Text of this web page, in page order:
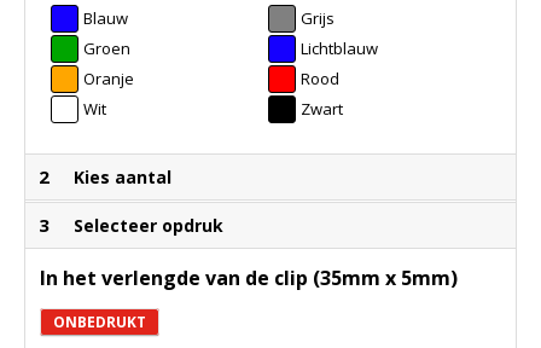
Blauw
Grijs
Groen
Lichtblauw
Oranje
Rood
Wit
Zwart
2 Kies aantal
3 Selecteer opdruk
In het verlengde van de clip (35mm x 5mm)
ONBEDRUKT